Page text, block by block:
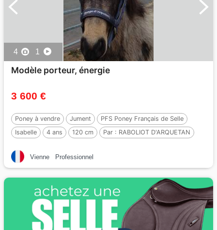
4 1
Modèle porteur, énergie
3 600 €
Poney à vendre Jument
PFS Poney Français de Selle
Isabelle
4 ans 120 cm Par : RABOLIOT D'ARQUETAN
Vienne Professionnel